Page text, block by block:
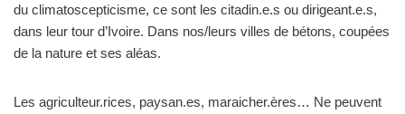
du climatoscepticisme, ce sont les citadin.e.s ou dirigeant.e.s,
dans leur tour d’Ivoire. Dans nos/leurs villes de bétons, coupées
de la nature et ses aléas.
Les agriculteur.rices, paysan.es, maraicher.ères… Ne peuvent